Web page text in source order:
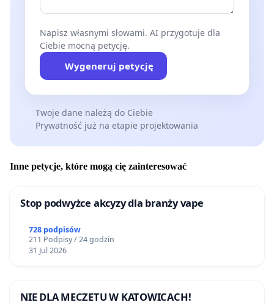
diabetologicznego i jak zawsze dobro pacjenta,
prosimy o przychylenie się do prośby pacjentów
wspartej głosem organizacji pacjenckich oraz
szerokiego grona ekspertów, mówiących o
potrzebie rozszerzenia dotychczasowych zapisów
refundacyjnych dla systemów CGM.
Napisz własnymi słowami. AI przygotuje dla
Ciebie mocną petycję.
Wygeneruj petycję
Twoje dane należą do Ciebie
Prywatność już na etapie projektowania
Inne petycje, które mogą cię zainteresować
Stop podwyżce akcyzy dla branży vape
728 podpisów
211 Podpisy / 24 godzin
31 Jul 2026
NIE DLA MECZETU W KATOWICACH!